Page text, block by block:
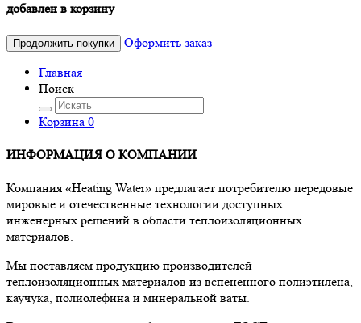
добавлен в корзину
Продолжить покупки
Оформить заказ
Главная
Поиск
Корзина 0
ИНФОРМАЦИЯ О КОМПАНИИ
Компания «Heating Water» предлагает потребителю передовые
мировые и отечественные технологии доступных
инженерных решений в области теплоизоляционных
материалов.
Мы поставляем продукцию производителей
теплоизоляционных материалов из вспененного полиэтилена,
каучука, полиолефина и минеральной ваты.